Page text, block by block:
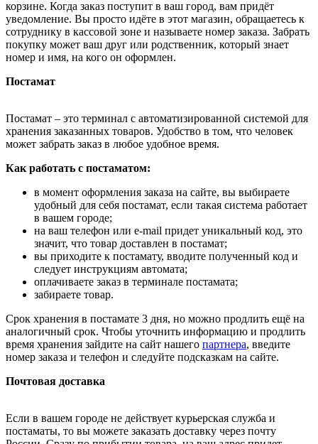
корзине. Когда заказ поступит в ваш город, вам придёт
уведомление. Вы просто идёте в этот магазин, обращаетесь к
сотруднику в кассовой зоне и называете номер заказа. Забрать
покупку может ваш друг или родственник, который знает
номер и имя, на кого он оформлен.
Постамат
Постамат – это терминал с автоматизированной системой для
хранения заказанных товаров. Удобство в том, что человек
может забрать заказ в любое удобное время.
Как работать с постаматом:
в момент оформления заказа на сайте, вы выбираете
удобный для себя постамат, если такая система работает
в вашем городе;
на ваш телефон или e-mail придет уникальный код, это
значит, что товар доставлен в постамат;
вы приходите к постамату, вводите полученный код и
следует инструкциям автомата;
оплачиваете заказ в терминале постамата;
забираете товар.
Срок хранения в постамате 3 дня, но можно продлить ещё на
аналогичный срок. Чтобы уточнить информацию и продлить
время хранения зайдите на сайт нашего партнера, введите
номер заказа и телефон и следуйте подсказкам на сайте.
Почтовая доставка
Если в вашем городе не действует курьерская служба и
постаматы, то вы можете заказать доставку через почту